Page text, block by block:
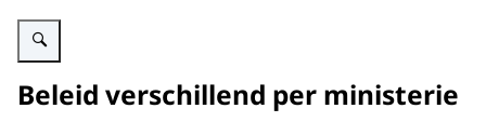
Vergroot afbeelding Schematische weergave van clouddiensten bij het
Beleid verschillend per ministerie